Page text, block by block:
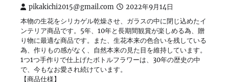
pikakichi2015@gmail.com 2022年9月14日
本物の生花をシリカゲル乾燥させ、ガラスの中に閉じ込めたイ
ンテリア商品です。5年、10年と長期間観賞が楽しめる為、贈
り物に最適な商品です。また、生花本来の色合いを残している
為、作りもの感がなく、自然本来の見た目を維持しています。
1つ1つ手作りで仕上げたボトルフラワーは、30年の歴史の中
で、今もなお愛され続けています。
【商品仕様】